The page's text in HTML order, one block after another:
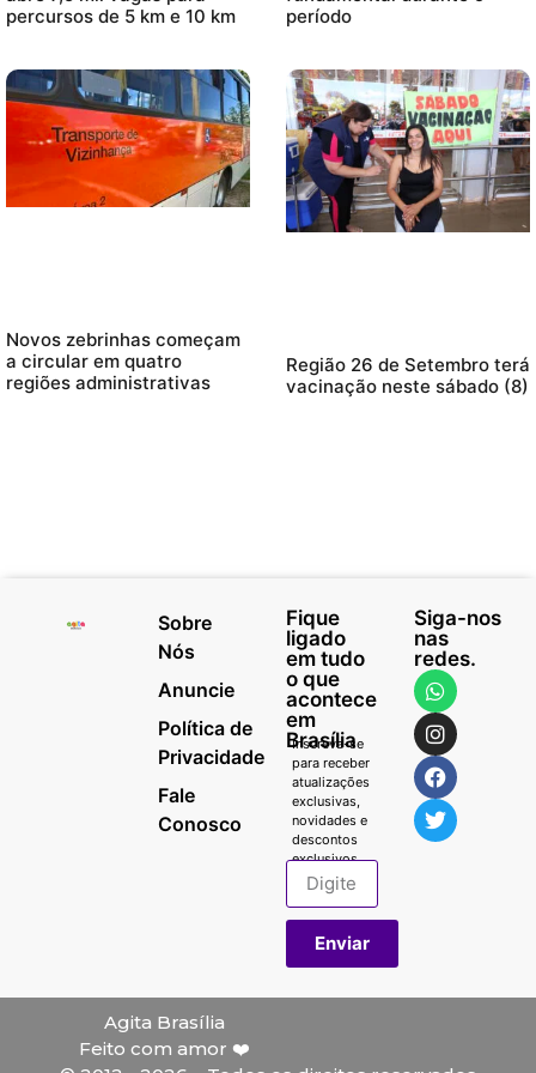
percursos de 5 km e 10 km
período
Novos zebrinhas começam
a circular em quatro
regiões administrativas
Região 26 de Setembro terá
vacinação neste sábado (8)
Sobre
Nós
Anuncie
Política de
Privacidade
Fale
Conosco
Fique
ligado
em tudo
o que
acontece
em
Brasília
Inscreva-se
para receber
atualizações
exclusivas,
novidades e
descontos
exclusivos.
Enviar
Siga-nos
nas
redes.
Agita Brasília
Feito com amor ❤️